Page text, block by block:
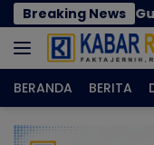
Langsung
ke
konten
Breaking News
Guru dan Pelajar
BERANDA BERITA